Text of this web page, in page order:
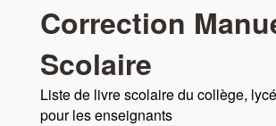
Correction
Scolaire
Liste de livre scolaire du collège,
pour les enseignants